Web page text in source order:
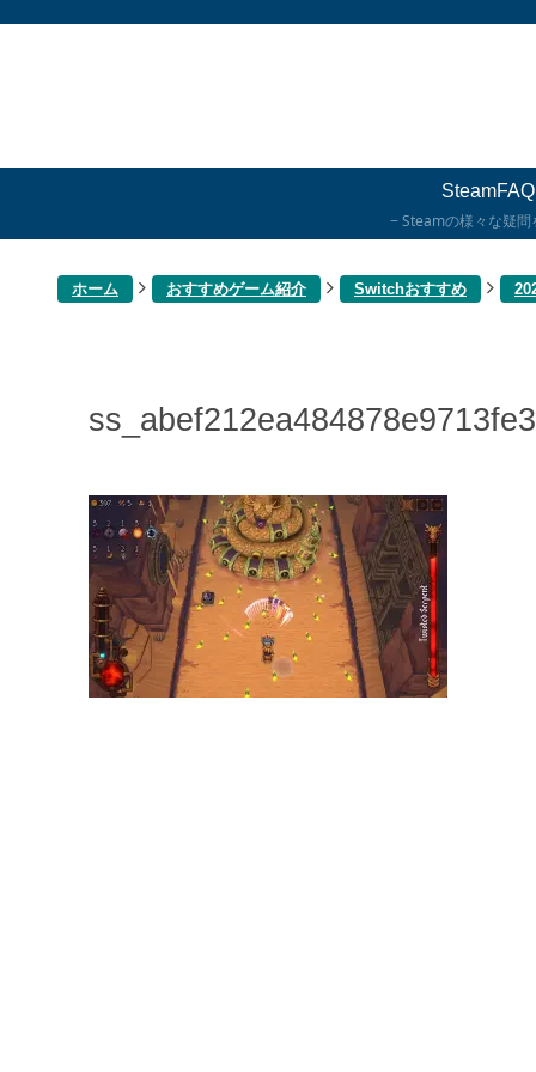
SteamFAQ
Steamの様々な疑問
ホーム おすすめゲーム紹介 Switchおすすめ